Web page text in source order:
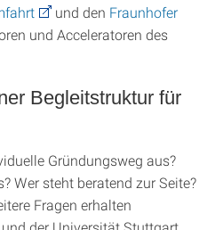
und den Fraunhofer
und Acceleratoren des
Begleitstruktur für
Gründungsweg aus?
Wer steht beratend zur Seite?
Fragen erhalten